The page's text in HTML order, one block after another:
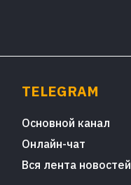
TELEGRAM
Основной канал
Онлайн-чат
Вся лента новостей